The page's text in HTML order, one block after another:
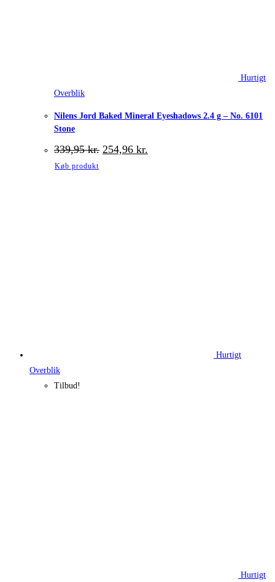
Hurtigt
Overblik
Nilens Jord Baked Mineral Eyeshadows 2.4 g – No. 6101
Stone
339,95kr. Den
oprindelige
254,96 kr.
aktuelle
Køb produkt
Hurtigt
Overblik
Tilbud!
Hurtigt